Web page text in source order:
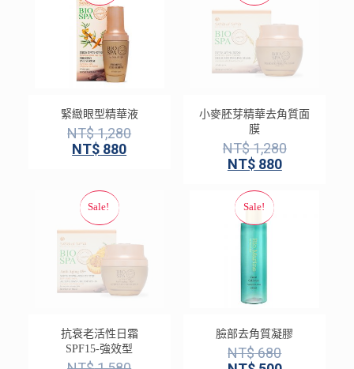
緊緻眼型精華液
NT$1,280
NT$ 880
小麥胚芽精華去角質面
膜
NT$1,280
NT$880
抗衰老活性日霜
SPF15-強效型
臉部去角質凝膠
NT$680